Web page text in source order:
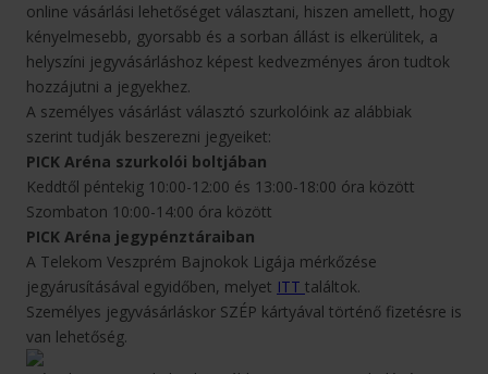
online vásárlási lehetőséget választani, hiszen amellett, hogy
kényelmesebb, gyorsabb és a sorban állást is elkerülitek, a
helyszíni jegyvásárláshoz képest kedvezményes áron tudtok
hozzájutni a jegyekhez.
A személyes vásárlást választó szurkolóink az alábbiak
szerint tudják beszerezni jegyeiket:
PICK Aréna szurkolói boltjában
Keddtől péntekig 10:00-12:00 és 13:00-18:00 óra között
Szombaton 10:00-14:00 óra között
PICK Aréna jegypénztáraiban
A Telekom Veszprém Bajnokok Ligája mérkőzése
jegyárusításával egyidőben, melyet ITT találtok.
Személyes jegyvásárláskor SZÉP kártyával történő fizetésre is
van lehetőség.